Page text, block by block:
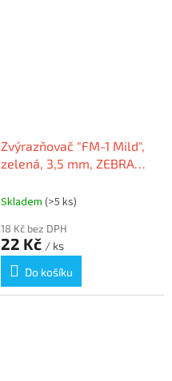
Zvýrazňovač "FM-1 Mild",
zelená, 3,5 mm, ZEBRA
Skladem (>5 ks)
18 Kč bez DPH
22 Kč / ks
Do košíku